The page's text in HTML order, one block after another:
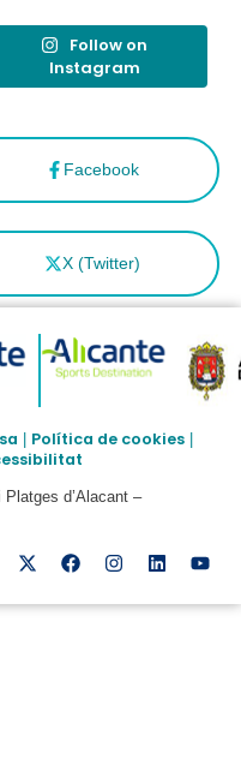
Facebook
X (Twitter)
Follow on
Instagram
| Política de cookies |
d’Alacant –